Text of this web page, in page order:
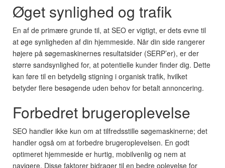
Øget synlighed og trafik
En af de primære grunde til, at SEO er vigtigt, er dets evne til
at øge synligheden af din hjemmeside. Når din side rangerer
højere på søgemaskinernes resultatsider (SERP’er), er der
større sandsynlighed for, at potentielle kunder finder dig. Dette
kan føre til en betydelig stigning i organisk trafik, hvilket
betyder flere besøgende uden behov for betalt annoncering.
Forbedret brugeroplevelse
SEO handler ikke kun om at tilfredsstille søgemaskinerne; det
handler også om at forbedre brugeroplevelsen. En godt
optimeret hjemmeside er hurtig, mobilvenlig og nem at
navigere. Disse faktorer bidrager til en bedre oplevelse for